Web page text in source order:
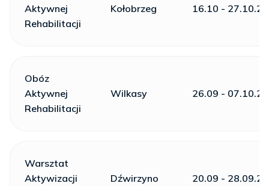
Aktywnej
Rehabilitacji
Kołobrzeg 16.10 -
Obóz
Aktywnej
Rehabilitacji
Wilkasy 26.09 -
Warsztat
Aktywizacji
Dźwirzyno 20.09 -